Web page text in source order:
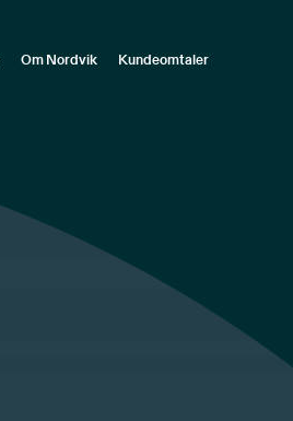
Om Nordvik Kundeomtaler